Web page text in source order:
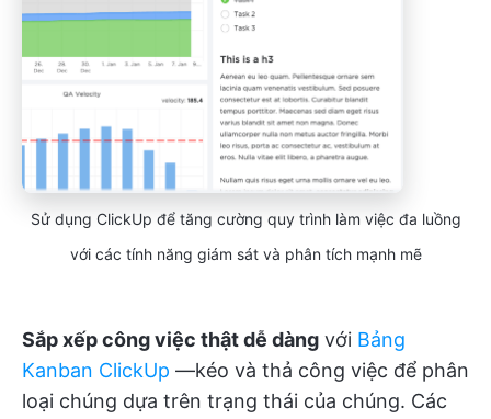
Sử dụng ClickUp để tăng cường quy trình làm việc đa luồng
với các tính năng giám sát và phân tích mạnh mẽ
Sắp xếp công việc thật dễ dàng với Bảng
Kanban ClickUp —kéo và thả công việc để phân
loại chúng dựa trên trạng thái của chúng. Các